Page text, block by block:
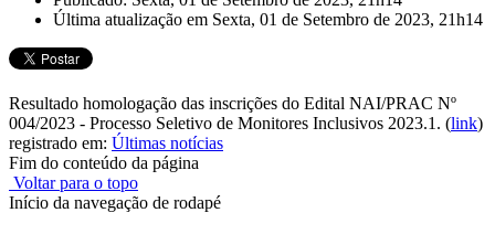
Última atualização em Sexta, 01 de Setembro de 2023, 21h14
Resultado homologação das inscrições do Edital NAI/PRAC Nº
004/2023 - Processo Seletivo de Monitores Inclusivos 2023.1. (link)
registrado em: Últimas notícias
Fim do conteúdo da página
Voltar para o topo
Início da navegação de rodapé